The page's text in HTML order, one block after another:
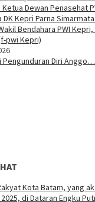
Pengunduran Diri Anggo…